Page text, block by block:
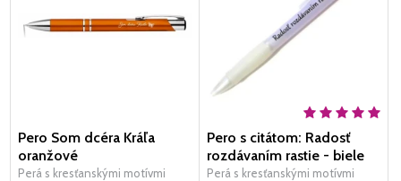
Pero Som dcéra Kráľa
oranžové
Perá s kresťanskými motívmi
Pero s citátom: Radosť
rozdávaním rastie - biele
Perá s kresťanskými motívmi